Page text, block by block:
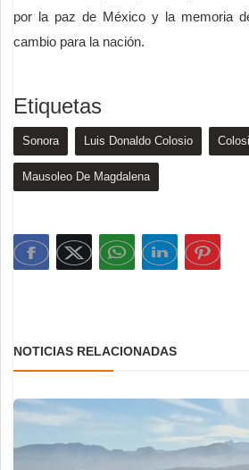
por la paz de México y la memoria
cambio para la nación.
Etiquetas
Sonora Luis Donaldo Colosio
Mausoleo De Magdalena
NOTICIAS RELACIONADAS